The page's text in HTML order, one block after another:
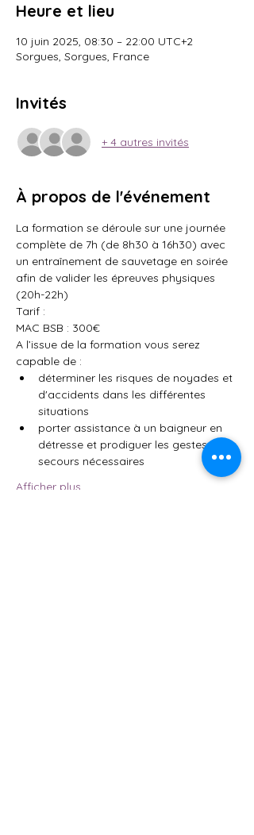
Heure et lieu
10 juin 2025, 08:30 – 22:00 UTC+2
Sorgues, Sorgues, France
Invités
+ 4 autres invités
À propos de l'événement
La formation se déroule sur une journée
complète de 7h (de 8h30 à 16h30) avec
un entraînement de sauvetage en soirée
afin de valider les épreuves physiques
(20h-22h)
Tarif :
MAC BSB : 300€
A l’issue de la formation vous serez
capable de :
déterminer les risques de noyades et
d'accidents dans les différentes
situations
porter assistance à un baigneur en
détresse et prodiguer les gestes de
secours nécessaires
Afficher plus